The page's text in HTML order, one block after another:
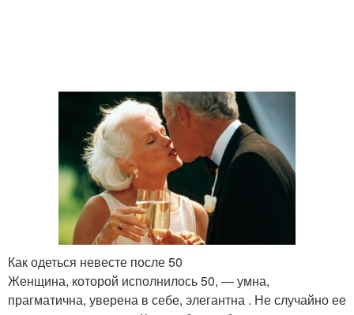
Как одеться невесте после 50
Женщина, которой исполнилось 50, — умна,
прагматична, уверена в себе, элегантна . Не случайно ее